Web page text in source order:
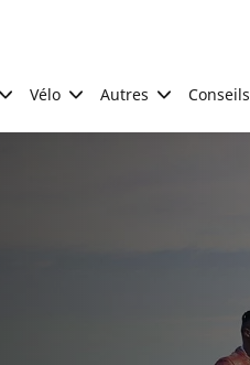
Vélo Autres Conseils